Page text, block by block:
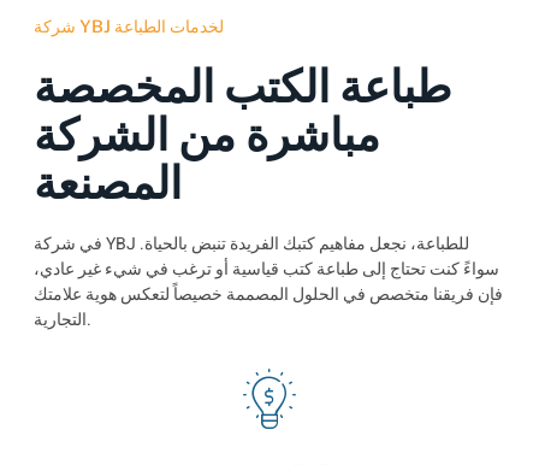
شركة YBJ لخدمات الطباعة
طباعة الكتب المخصصة
مباشرة من الشركة
المصنعة
في شركة YBJ للطباعة، نجعل مفاهيم كتبك الفريدة تنبض بالحياة.
سواءً كنت تحتاج إلى طباعة كتب قياسية أو ترغب في شيء غير عادي،
فإن فريقنا متخصص في الحلول المصممة خصيصاً لتعكس هوية علامتك
التجارية.